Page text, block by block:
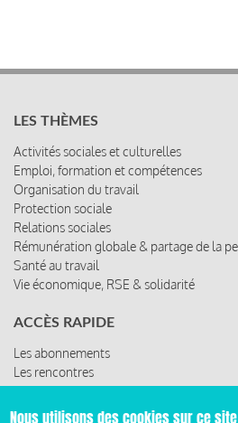
LES THÈMES
Activités sociales et culturelles
Emploi, formation et compétences
Organisation du travail
Protection sociale
Relations sociales
Rémunération globale & partage de la
Santé au travail
Vie économique, RSE & solidarité
ACCÈS RAPIDE
Les abonnements
Les rencontres
Les ressources
Nous utilisons des cookies sur ce